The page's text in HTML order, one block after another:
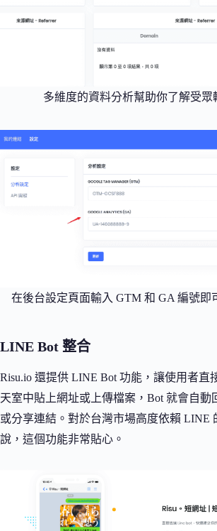
多維度的資料分析幫助你了解受眾
在後台設定頁面輸入 GTM 和 GA 編號即
LINE Bot 整合
Risu.io 還提供 LINE Bot 功能，讓使用者直
天室中貼上網址或上傳檔案，Bot 就會自動
或分享連結。對於台灣市場高度依賴 LINE
說，這個功能非常貼心。